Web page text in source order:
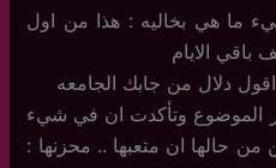
ما هي بخاليه : هذا من اول
باقي الايام
دلال من جابك الجامعه
الموضوع وتأكدت ان في شيء
من حالها ان متعبها .. محزنها :